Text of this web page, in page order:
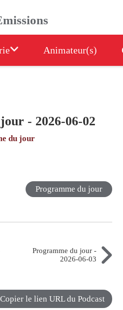
Animateur(s)
- 2026-06-02
du jour
Programme du jour
Programme du jour -
2026-06-03
Copier le lien URL du Podcast